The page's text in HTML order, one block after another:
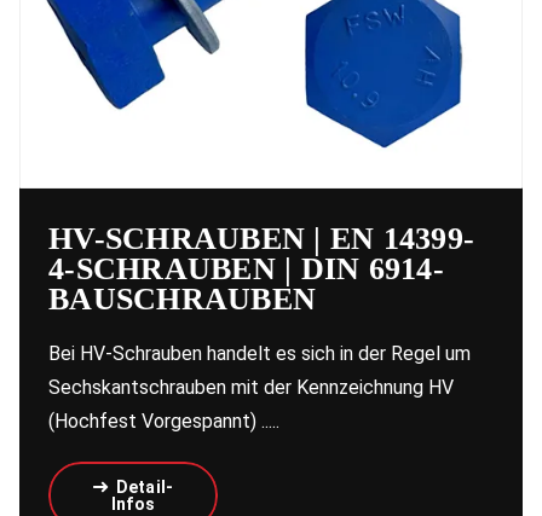
HV-SCHRAUBEN | EN 14399-
4-SCHRAUBEN | DIN 6914-
BAUSCHRAUBEN
Bei HV-Schrauben handelt es sich in der Regel um
Sechskantschrauben mit der Kennzeichnung HV
(Hochfest Vorgespannt) .....
Detail-
Infos